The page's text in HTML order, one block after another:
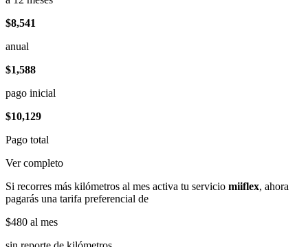
$8,541
anual
$1,588
pago inicial
$10,129
Pago total
Ver completo
Si recorres más kilómetros al mes activa tu servicio miiflex, ahora
pagarás una tarifa preferencial de
$480 al mes